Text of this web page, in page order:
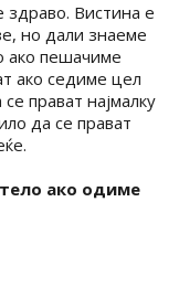
Вистина е
но дали знаеме
ако пешачиме
ако седиме цел
прават најмалку
да се прават
ако одиме